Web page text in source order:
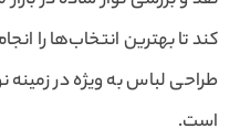
کند تا بهترین انتخاب‌ها را
طراحی لباس به ویژه در زمینه
است.